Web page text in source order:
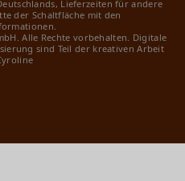
Lieferzeiten für andere
der Schaltfläche mit den
Alle Rechte vorbehalten. Digitale
sind Teil der kreativen Arbeit